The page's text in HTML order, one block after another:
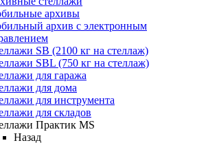
архивы
архив с электронным
SB (2100 кг на стеллаж)
SBL (750 кг на стеллаж)
для гаража
для дома
для инструмента
для складов
Практик MS
Назад